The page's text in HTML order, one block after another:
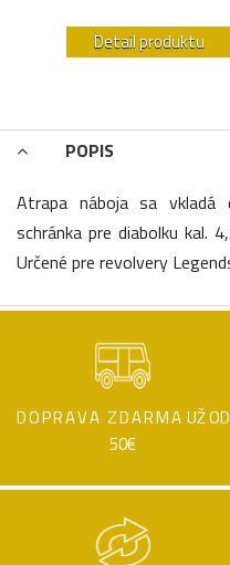
Detail produktu
POPIS
Atrapa náboja sa
schránka pre diabolku kal.
Určené pre revolvery
DOPRAVA ZDARMA UŽ OD
50€